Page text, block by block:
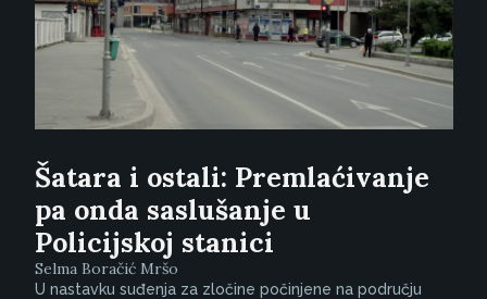
Šatara i ostali: Premlaćivanje
pa onda saslušanje u
Policijskoj stanici
Selma Boračić Mršo
U nastavku suđenja za zločine počinjene na području